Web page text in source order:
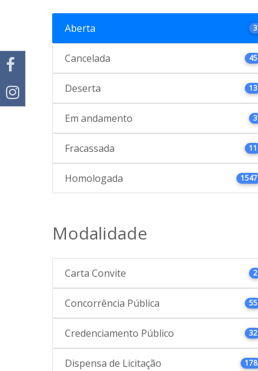
Aberta 3
Cancelada 45
Deserta 13
Em andamento 3
Fracassada 11
Homologada 1547
Modalidade
Carta Convite 2
Concorrência Pública 55
Credenciamento Público 32
Dispensa de Licitação 178